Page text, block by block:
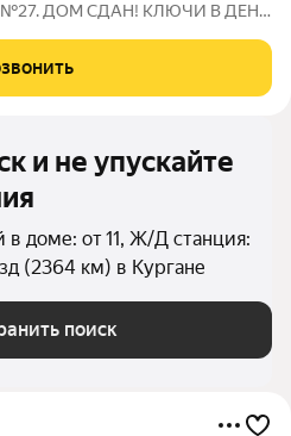
№27. ДОМ СДАН! КЛЮЧИ В ДЕНЬ
СК АТЛАНТ. 12
КУРГАНА. Дом
и не упускайте
в доме: от 11, Ж/Д станция:
(2364 км) в Кургане
поиск